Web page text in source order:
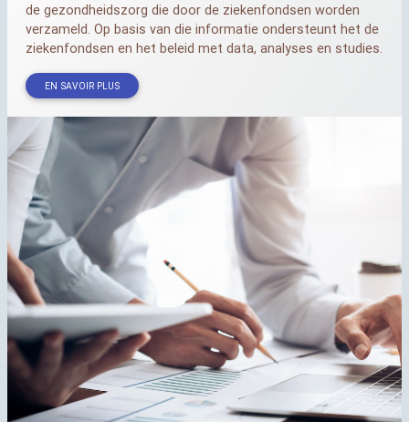
de gezondheidszorg die door de ziekenfondsen worden
verzameld. Op basis van die informatie ondersteunt het de
ziekenfondsen en het beleid met data, analyses en studies.
EN SAVOIR PLUS